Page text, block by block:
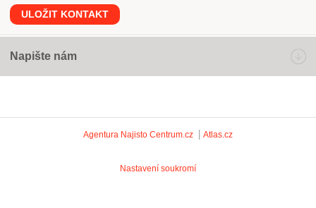
ULOŽIT KONTAKT
Napište nám
Agentura Najisto Centrum.cz Atlas.cz
Nastavení soukromí